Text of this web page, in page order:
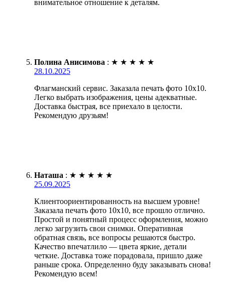
внимательное отношение к деталям.
Полина Анисимова : ★ ★ ★ ★ ★
28.10.2025
Флагманский сервис. Заказала печать фото 10х10.
Легко выбрать изображения, цены адекватные.
Доставка быстрая, все приехало в целости.
Рекомендую друзьям!
Наташа : ★ ★ ★ ★ ★
25.09.2025
Клиентоориентированность на высшем уровне!
Заказала печать фото 10х10, все прошло отлично.
Простой и понятный процесс оформления, можно
легко загрузить свои снимки. Оперативная
обратная связь, все вопросы решаются быстро.
Качество впечатлило — цвета яркие, детали
четкие. Доставка тоже порадовала, пришло даже
раньше срока. Определенно буду заказывать снова!
Рекомендую всем!